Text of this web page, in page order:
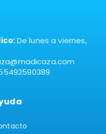
De lunes a viernes,